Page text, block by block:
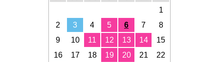
1
2
3 4 5 6 7
8
9
10 11 12 13 14
15
16
17 18 19 20 21
22